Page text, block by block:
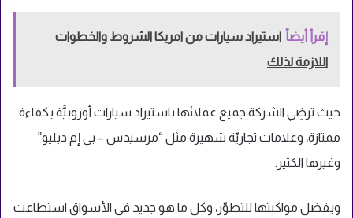
إقرأ أيضاً استيراد سيارات من امريكا الشروط والخطوات
اللازمة لذلك
حيث ترضِي الشركة جميع عملائها باستيراد سيارات أوروبيَّة بكفاءة
ممتازة، وعلامات تجاريَّة شهيرة مثل “مرسيدس – بي إم دبليو”
وغيرها الكثير.
وبفضل مواكبتها للتطوّر، وكل ما هو جديد في الأسواق استطاعت